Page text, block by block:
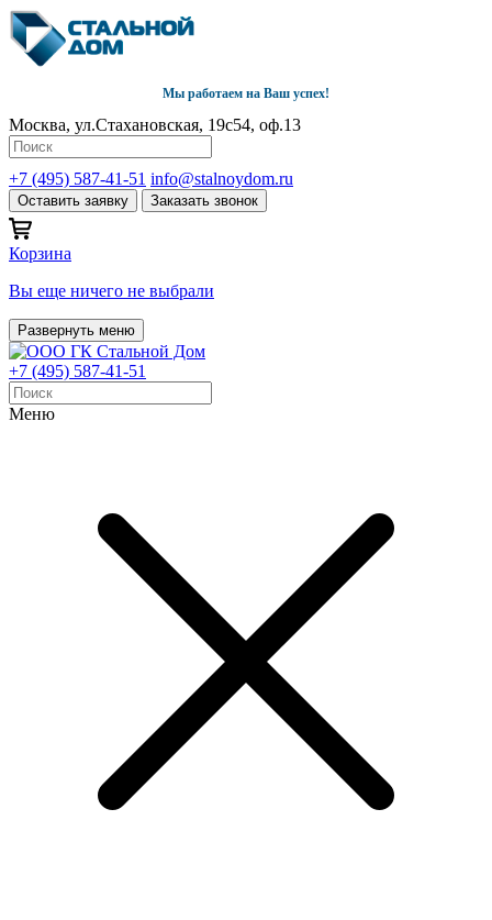
Мы работаем на Ваш успех!
Москва, ул.Стахановская, 19с54, оф.13
+7 (495) 587-41-51 info@stalnoydom.ru
Оставить заявку Заказать звонок
Корзина
Вы еще ничего не выбрали
Развернуть меню
+7 (495) 587-41-51
Меню